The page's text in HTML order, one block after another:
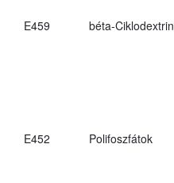
E459
béta-Ciklodextrin
E452 Polifoszfátok